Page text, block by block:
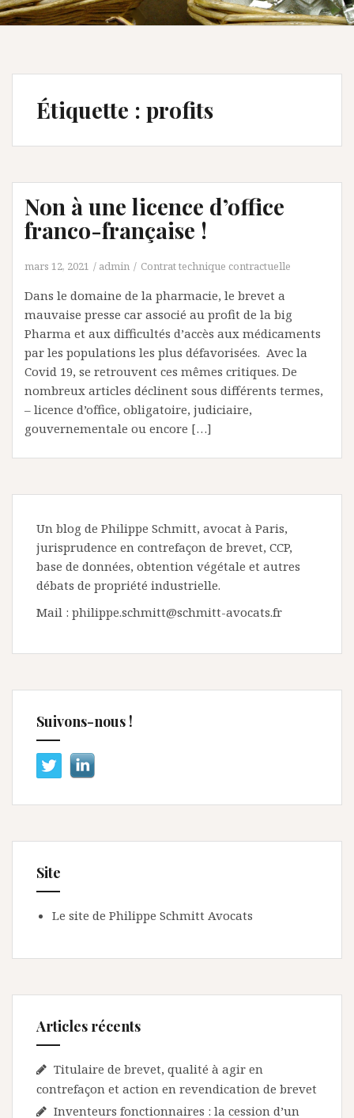
Étiquette : profits
Non à une licence d’office
franco-française !
mars 12, 2021 admin Contrat technique contractuelle
Dans le domaine de la pharmacie, le brevet a
mauvaise presse car associé au profit de la big
Pharma et aux difficultés d’accès aux médicaments
par les populations les plus défavorisées. Avec la
Covid 19, se retrouvent ces mêmes critiques. De
nombreux articles déclinent sous différents termes,
– licence d’office, obligatoire, judiciaire,
gouvernementale ou encore […]
Un blog de Philippe Schmitt, avocat à Paris,
jurisprudence en contrefaçon de brevet, CCP,
base de données, obtention végétale et autres
débats de propriété industrielle.
Mail : philippe.schmitt@schmitt-avocats.fr
Suivons-nous !
Site
Le site de Philippe Schmitt Avocats
Articles récents
Titulaire de brevet, qualité à agir en
contrefaçon et action en revendication de brevet
Inventeurs fonctionnaires : la cession d’un